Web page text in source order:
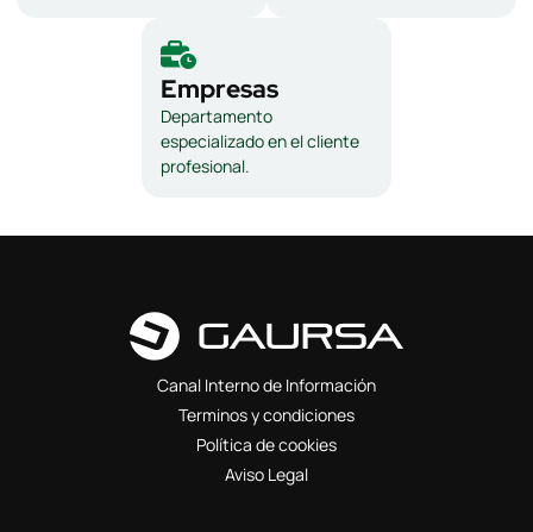
Empresas
Departamento
especializado en el cliente
profesional.
Canal Interno de Información
Terminos y condiciones
Política de cookies
Aviso Legal